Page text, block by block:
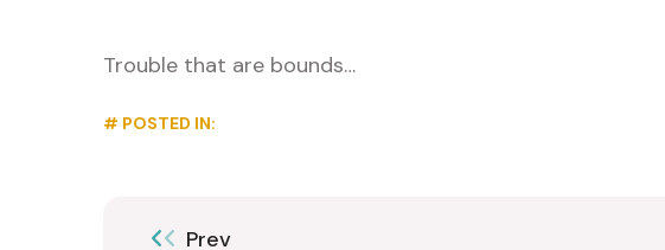
Trouble that are bounds…
# POSTED IN:
Prev